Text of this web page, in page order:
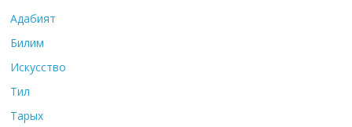
Адабият
Билим
Искусство
Тил
Тарых